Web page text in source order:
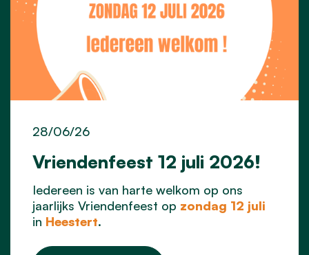
Vriendenfeest 12 juli 2026!
28/06/26
Iedereen is van harte welkom op ons
jaarlijks Vriendenfeest op zondag 12 juli
in Heestert.